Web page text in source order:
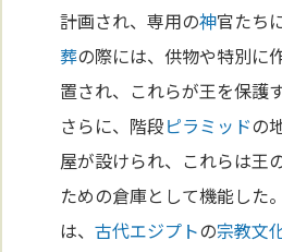
計画され、専用の神官たち
葬の際には、供物や特別に
置され、これらが王を保護
さらに、階段ピラミッドの
屋が設けられ、これらは王
ための倉庫として機能した
は、古代エジプトの宗教文